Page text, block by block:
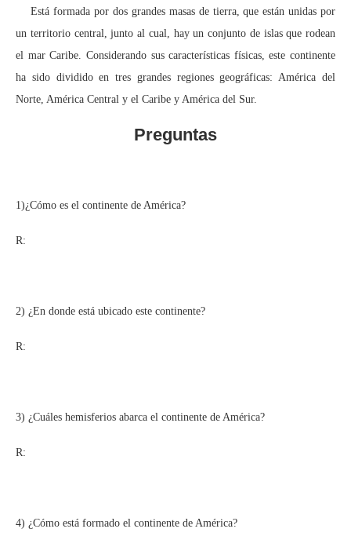
Está formada por dos grandes masas de tierra, que están unidas por
un territorio central, junto al cual, hay un conjunto de islas que rodean
el mar Caribe. Considerando sus características físicas, este continente
ha sido dividido en tres grandes regiones geográficas: América del
Norte, América Central y el Caribe y América del Sur.
Preguntas
1)¿Cómo es el continente de América?
R:
2) ¿En donde está ubicado este continente?
R:
3) ¿Cuáles hemisferios abarca el continente de América?
R:
4) ¿Cómo está formado el continente de América?